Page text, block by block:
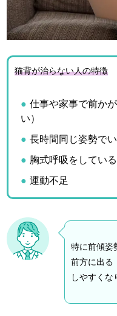
猫背が治らない人の特徴
仕事や家事で前か
い）
長時間同じ姿勢で
胸式呼吸をしている
運動不足
特に前傾姿
前方に出る
しやすくな